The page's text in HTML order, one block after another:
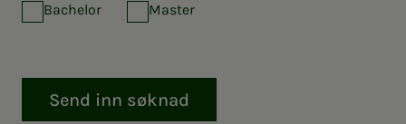
Bachelor
Master
Send inn søknad